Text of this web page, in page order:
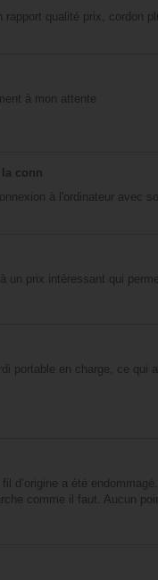
qualité prix, cordon
à mon attente
conn
à l'ordinateur avec
un prix intéressant qui
portable en charge, ce
d’origine a été endommagé.
comme il faut. Aucun